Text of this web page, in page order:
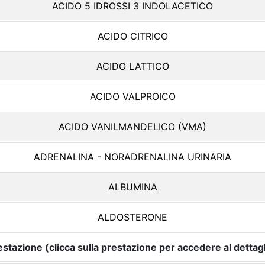
ACIDO 5 IDROSSI 3 INDOLACETICO
ACIDO CITRICO
ACIDO LATTICO
ACIDO VALPROICO
ACIDO VANILMANDELICO (VMA)
ADRENALINA - NORADRENALINA URINARIA
ALBUMINA
ALDOSTERONE
(clicca sulla prestazione per accedere al